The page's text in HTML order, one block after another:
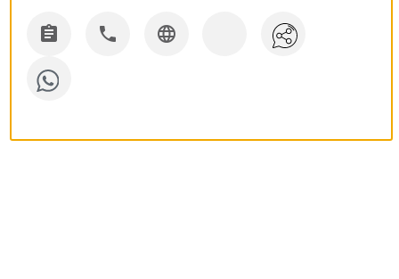
  